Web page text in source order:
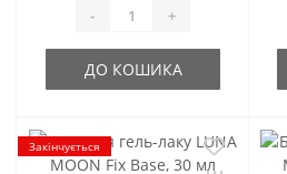
- +
ДО КОШИКА
Закінчується